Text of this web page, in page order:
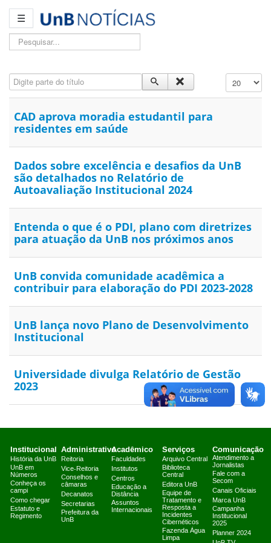
☰
Pesquisar...
Digite parte do título Exibir #
CAD aprova moradia estudantil para
residentes em saúde
Dados sobre excelência e desafios da UnB
são detalhados no Relatório de
Autoavaliação Institucional 2024
Entenda o que é o PDI, plano com diretrizes
para atuação da UnB nos próximos anos
UnB convida comunidade acadêmica a
contribuir para elaboração do PDI 2023-2028
UnB lança novo Plano de Desenvolvimento
Institucional
Universidade divulga Relatório de Gestão
2023
Institucional
História da UnB
UnB em
Números
Conheça os
campi
Como chegar
Estatuto e
Regimento
Administrativo
Reitoria
Vice-Reitoria
Conselhos e
câmaras
Decanatos
Secretarias
Prefeitura da
UnB
Acadêmico
Faculdades
Institutos
Centros
Educação a
Distância
Assuntos
Internacionais
Serviços
Arquivo Central
Biblioteca
Central
Editora UnB
Equipe de
Tratamento e
Resposta a
Incidentes
Cibernéticos
Fazenda Água
Limpa
Comunicação
Atendimento a
Jornalistas
Fale com a
Secom
Canais Oficiais
Marca UnB
Campanha
Institucional
2025
Planner 2024